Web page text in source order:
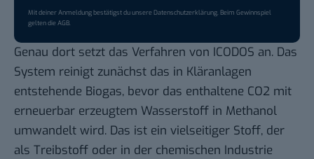
Mit deiner Anmeldung bestätigst du unsereDatenschutzerklärung. Beim Gewinnspiel
gelten dieAGB.
Genau dort setzt das Verfahren von ICODOS an. Das
System reinigt zunächst das in Kläranlagen
entstehende Biogas, bevor das enthaltene CO2 mit
erneuerbar erzeugtem Wasserstoff in Methanol
umwandelt wird. Das ist ein vielseitiger Stoff, der
als Treibstoff oder in der chemischen Industrie